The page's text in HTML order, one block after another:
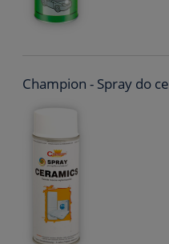
Champion - Spray do